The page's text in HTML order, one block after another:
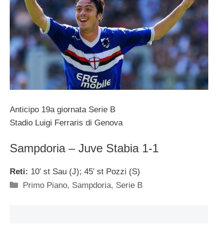
Anticipo 19a giornata Serie B
Stadio Luigi Ferraris di Genova
Sampdoria – Juve Stabia 1-1
Reti: 10′ st Sau (J); 45′ st Pozzi (S)
Categorie
Primo Piano, Sampdoria, Serie B